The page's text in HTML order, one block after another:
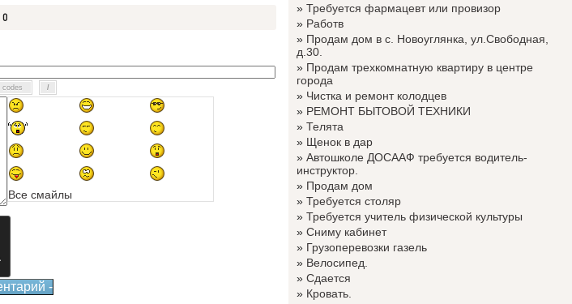
0
Все смайлы
» Требуется фармацевт или провизор
» Работв
» Продам дом в с. Новоуглянка, ул.Свободная,
д.30.
» Продам трехкомнатную квартиру в центре
города
» Чистка и ремонт колодцев
» РЕМОНТ БЫТОВОЙ ТЕХНИКИ
» Телята
» Щенок в дар
» Автошколе ДОСААФ требуется водитель-
инструктор.
» Продам дом
» Требуется столяр
» Требуется учитель физической культуры
» Сниму кабинет
» Грузоперевозки газель
» Велосипед.
» Сдается
» Кровать.